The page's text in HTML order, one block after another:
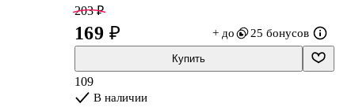
203 ₽
169 ₽ + до 25 бонусов
Купить
109
В наличии